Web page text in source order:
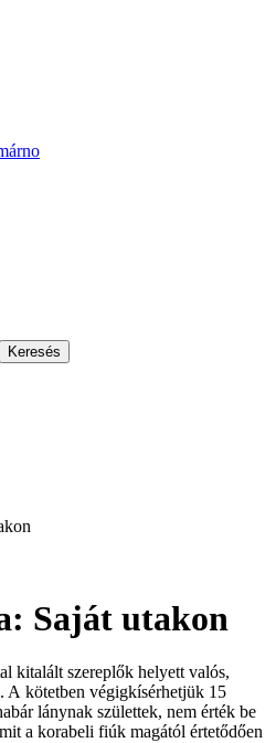
Keresés
Saját utakon
kitalált szereplők helyett valós,
A kötetben végigkísérhetjük 15
lánynak születtek, nem érték be
a korabeli fiúk magától értetődően